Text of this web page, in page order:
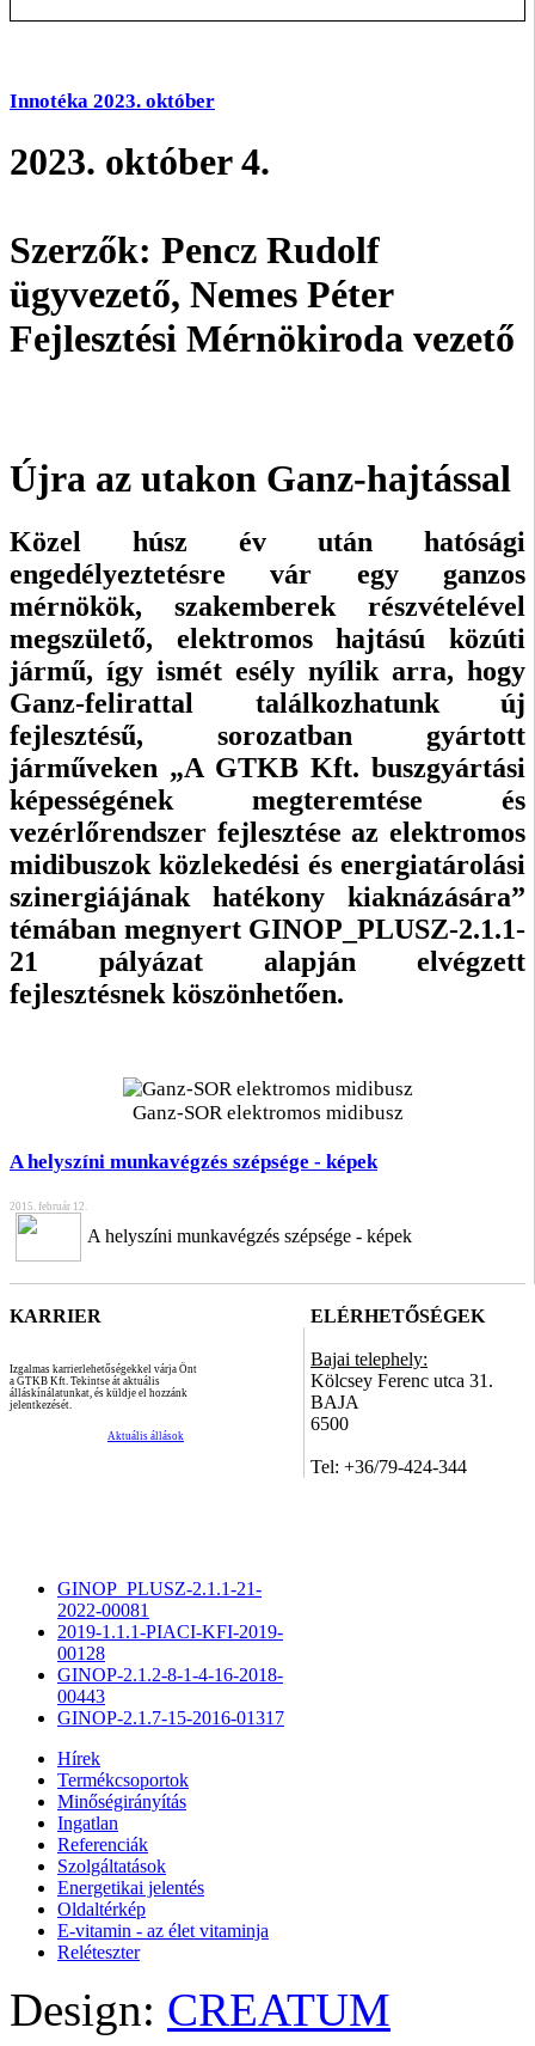
Innotéka 2023. október
2023. október 4.
Szerzők: Pencz Rudolf
ügyvezető, Nemes Péter
Fejlesztési Mérnökiroda vezető
Újra az utakon Ganz-hajtással
Közel húsz év után hatósági
engedélyeztetésre vár egy ganzos
mérnökök, szak­emberek részvételével
megszülető, elektromos hajtású közúti
jármű, így ismét esély nyílik arra, hogy
Ganz-felirattal találkozhatunk új
fejlesztésű, sorozatban gyártott
járműveken „A GTKB Kft. buszgyártási
képességének megteremtése és
vezérlőrendszer fejlesztése az elektromos
midibuszok közlekedési és energiatárolási
szinergiájának hatékony kiaknázására”
témában megnyert GINOP_PLUSZ-2.1.1-
21 pályázat alapján elvégzett
fejlesztésnek köszönhetően.
Ganz-SOR elektromos midibusz
A helyszíni munkavégzés szépsége - képek
2015. február 12.
A helyszíni munkavégzés szépsége - képek
KARRIER ELÉRHETŐSÉGEK
Izgalmas karrierlehetőségekkel várja Önt
a GTKB Kft. Tekintse át aktuális
álláskínálatunkat, és küldje el hozzánk
jelentkezését.
Aktuális állások
Bajai telephely:
Kölcsey Ferenc utca 31.
BAJA
6500
Tel: +36/79-424-344
GINOP_PLUSZ-2.1.1-21-
2022-00081
2019-1.1.1-PIACI-KFI-2019-
00128
GINOP-2.1.2-8-1-4-16-2018-
00443
GINOP-2.1.7-15-2016-01317
Hírek
Termékcsoportok
Minőségirányítás
Ingatlan
Referenciák
Szolgáltatások
Energetikai jelentés
Oldaltérkép
E-vitamin - az élet vitaminja
Reléteszter
Design: CREATUM